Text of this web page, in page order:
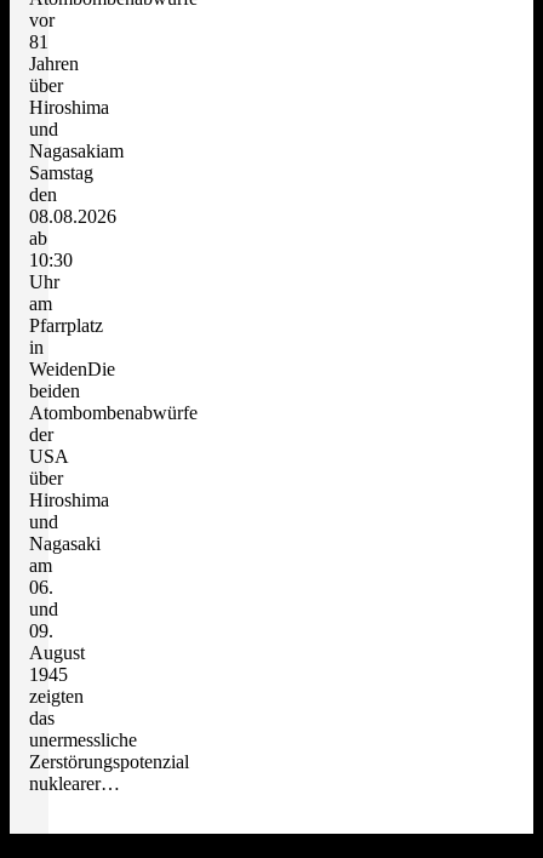
vor
81
Jahren
über
Hiroshima
und
Nagasakiam
Samstag
den
08.08.2026
ab
10:30
Uhr
am
Pfarrplatz
in
WeidenDie
beiden
Atombombenabwürfe
der
USA
über
Hiroshima
und
Nagasaki
am
06.
und
09.
August
1945
zeigten
das
unermessliche
Zerstörungspotenzial
nuklearer…